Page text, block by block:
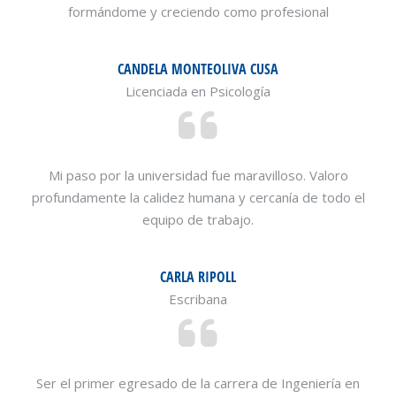
formándome y creciendo como profesional
CANDELA MONTEOLIVA CUSA
Licenciada en Psicología
Mi paso por la universidad fue maravilloso. Valoro
profundamente la calidez humana y cercanía de todo el
equipo de trabajo.
CARLA RIPOLL
Escribana
Ser el primer egresado de la carrera de Ingeniería en